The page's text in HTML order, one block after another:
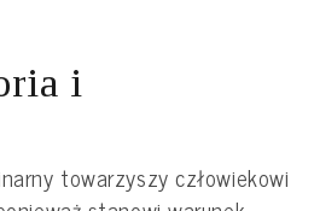
i
towarzyszy człowiekowi